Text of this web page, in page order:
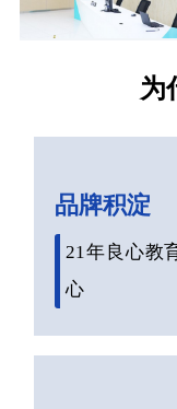
为
品牌积淀
21年良心教
心